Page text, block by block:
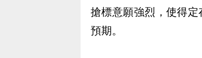
搶標意願強烈，使得
預期。